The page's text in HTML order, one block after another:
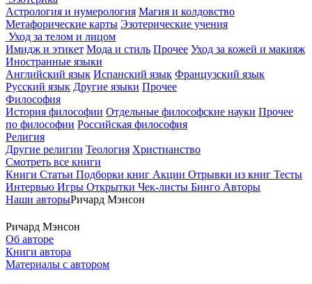
Астрология и нумерология Магия и колдовство
Метафорические карты Эзотерические учения
Уход за телом и лицом
Имидж и этикет Мода и стиль Прочее Уход за кожей и макияж
Иностранные языки
Английский язык Испанский язык Французский язык
Русский язык Другие языки Прочее
Философия
История философии Отдельные философские науки Прочее
по философии Российская философия
Религия
Другие религии Теология Христианство
Смотреть все книги
Книги Статьи Подборки книг Акции Отрывки из книг Тесты
Интервью Игры Открытки Чек-листы Бинго Авторы
Наши авторыРичард Мэнсон
Ричард Мэнсон
Об авторе
Книги автора
Материалы с автором